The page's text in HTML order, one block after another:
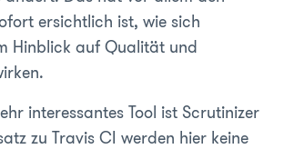
ersichtlich ist, wie sich
Hinblick auf Qualität und
interessantes Tool ist Scrutinizer
zu Travis CI werden hier keine